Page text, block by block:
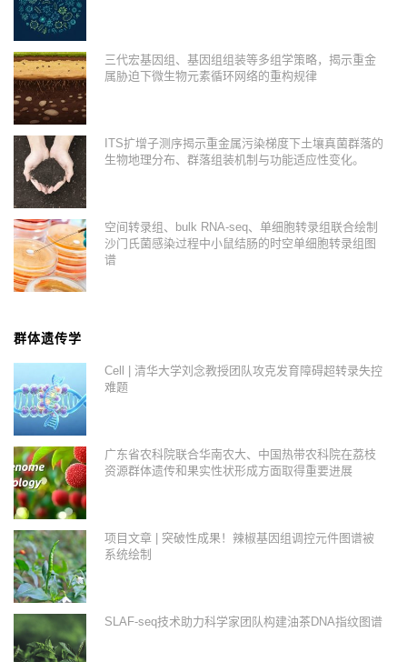
三代宏基因组、基因组组装等多组学策略，揭示重金
属胁迫下微生物元素循环网络的重构规律
ITS扩增子测序揭示重金属污染梯度下土壤真菌群落的
生物地理分布、群落组装机制与功能适应性变化。
空间转录组、bulk RNA-seq、单细胞转录组联合绘制
沙门氏菌感染过程中小鼠结肠的时空单细胞转录组图
谱
群体遗传学
Cell | 清华大学刘念教授团队攻克发育障碍超转录失控
难题
广东省农科院联合华南农大、中国热带农科院在荔枝
资源群体遗传和果实性状形成方面取得重要进展
项目文章 | 突破性成果！辣椒基因组调控元件图谱被
系统绘制
SLAF-seq技术助力科学家团队构建油茶DNA指纹图谱